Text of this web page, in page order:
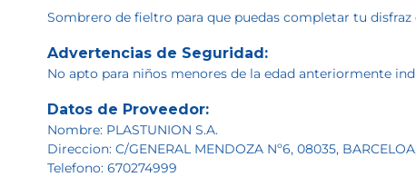
Sombrero de fieltro para que puedas completar tu
Advertencias de Seguridad:
No apto para niños menores de la edad anteriormente
Datos de Proveedor:
Nombre: PLASTUNION S.A.
Direccion: C/GENERAL MENDOZA Nº6, 08035,
Telefono: 670274999